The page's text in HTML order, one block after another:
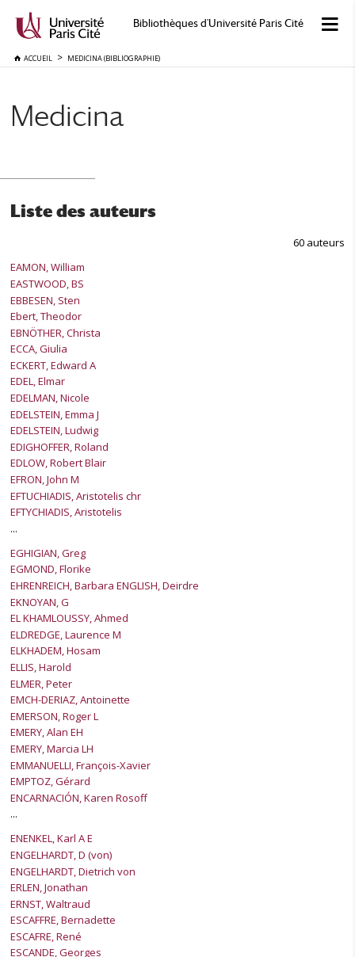
Bibliothèques d'Université Paris Cité
ACCUEIL MEDICINA (BIBLIOGRAPHIE)
Medicina
Liste des auteurs
60 auteurs
EAMON, William
EASTWOOD, BS
EBBESEN, Sten
Ebert, Theodor
EBNÖTHER, Christa
ECCA, Giulia
ECKERT, Edward A
EDEL, Elmar
EDELMAN, Nicole
EDELSTEIN, Emma J
EDELSTEIN, Ludwig
EDIGHOFFER, Roland
EDLOW, Robert Blair
EFRON, John M
EFTUCHIADIS, Aristotelis chr
EFTYCHIADIS, Aristotelis
...
EGHIGIAN, Greg
EGMOND, Florike
EHRENREICH, Barbara ENGLISH, Deirdre
EKNOYAN, G
EL KHAMLOUSSY, Ahmed
ELDREDGE, Laurence M
ELKHADEM, Hosam
ELLIS, Harold
ELMER, Peter
EMCH-DERIAZ, Antoinette
EMERSON, Roger L
EMERY, Alan EH
EMERY, Marcia LH
EMMANUELLI, François-Xavier
EMPTOZ, Gérard
ENCARNACIÓN, Karen Rosoff
...
ENENKEL, Karl A E
ENGELHARDT, D (von)
ENGELHARDT, Dietrich von
ERLEN, Jonathan
ERNST, Waltraud
ESCAFFRE, Bernadette
ESCAFRE, René
ESCANDE, Georges